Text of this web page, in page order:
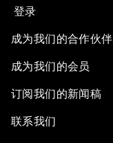
登录
成为我们的合作伙伴
成为我们的会员
订阅我们的新闻稿
联系我们